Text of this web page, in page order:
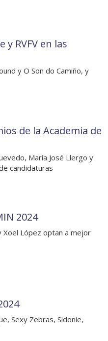
RVFV en las
y O Son do Camiño, y
de la Academia de
María José Llergo y
candidaturas
2024
Xoel López optan a mejor
Sexy Zebras, Sidonie,